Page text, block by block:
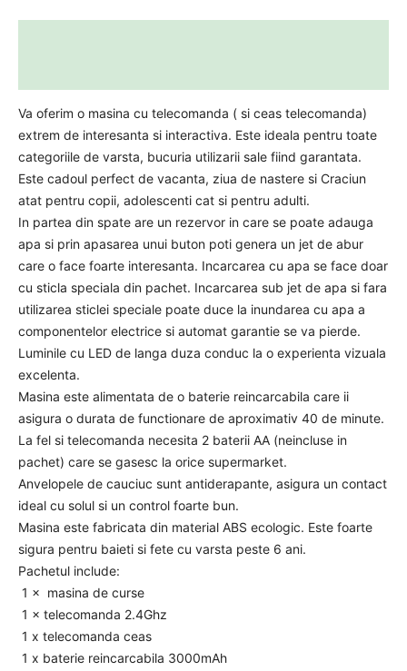
Va oferim o masina cu telecomanda ( si ceas telecomanda)
extrem de interesanta si interactiva. Este ideala pentru toate
categoriile de varsta, bucuria utilizarii sale fiind garantata.
Este cadoul perfect de vacanta, ziua de nastere si Craciun
atat pentru copii, adolescenti cat si pentru adulti.
In partea din spate are un rezervor in care se poate adauga
apa si prin apasarea unui buton poti genera un jet de abur
care o face foarte interesanta. Incarcarea cu apa se face doar
cu sticla speciala din pachet. Incarcarea sub jet de apa si fara
utilizarea sticlei speciale poate duce la inundarea cu apa a
componentelor electrice si automat garantie se va pierde.
Luminile cu LED de langa duza conduc la o experienta vizuala
excelenta.
Masina este alimentata de o baterie reincarcabila care ii
asigura o durata de functionare de aproximativ 40 de minute.
La fel si telecomanda necesita 2 baterii AA (neincluse in
pachet) care se gasesc la orice supermarket.
Anvelopele de cauciuc sunt antiderapante, asigura un contact
ideal cu solul si un control foarte bun.
Masina este fabricata din material ABS ecologic. Este foarte
sigura pentru baieti si fete cu varsta peste 6 ani.
Pachetul include:
1 × masina de curse
1 × telecomanda 2.4Ghz
1 x telecomanda ceas
1 x baterie reincarcabila 3000mAh